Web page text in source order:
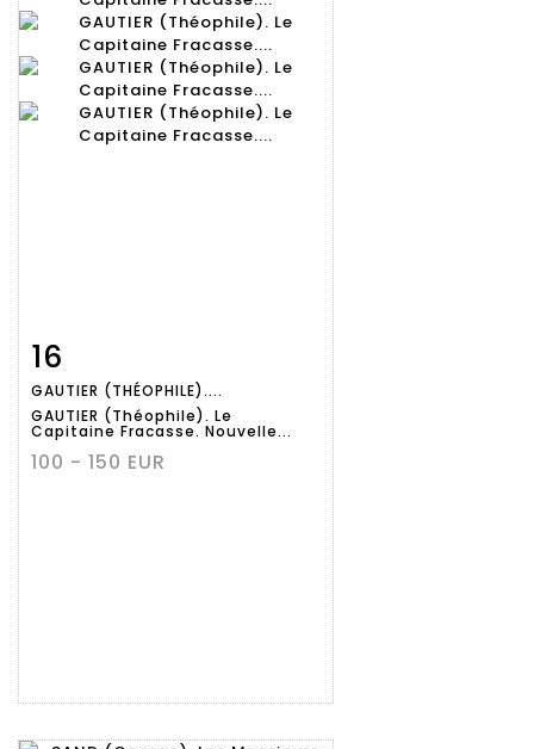
détaillée
16
GAUTIER (THÉOPHILE)....
GAUTIER (Théophile). Le
Capitaine Fracasse. Nouvelle...
100 - 150 EUR